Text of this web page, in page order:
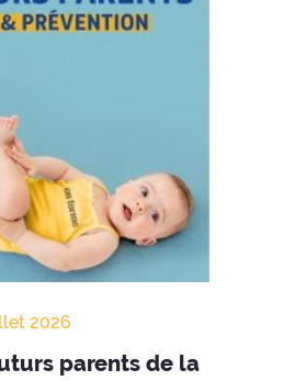
2026
parents de la